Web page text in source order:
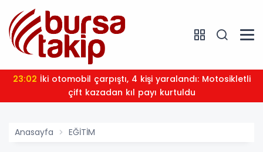
23:01 Karacabey’de
Anasayfa EĞİTİM